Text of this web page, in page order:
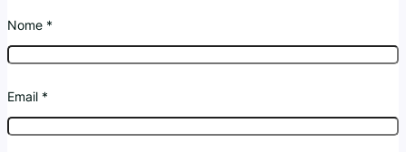
Nome *
Email *